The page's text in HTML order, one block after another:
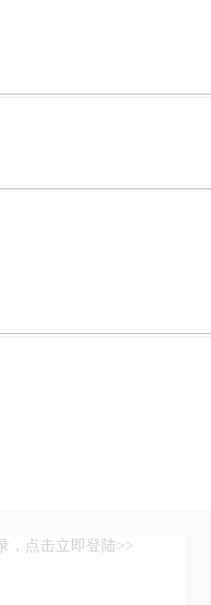
，点击立即登陆>>